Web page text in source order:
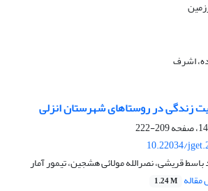
اشرف
زندگی در روستاهای شهرستان انزلی
209-222
10.22034/
قریشی، نصرالله مولائی هشجین، تیمور آمار
1.24 M